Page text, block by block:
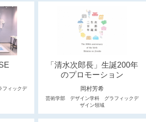
ィックデ
「清水次郎長」生誕200年
のプロモーション
岡村芳希
芸術学部 デザイン学科 グラフィックデ
ザイン領域